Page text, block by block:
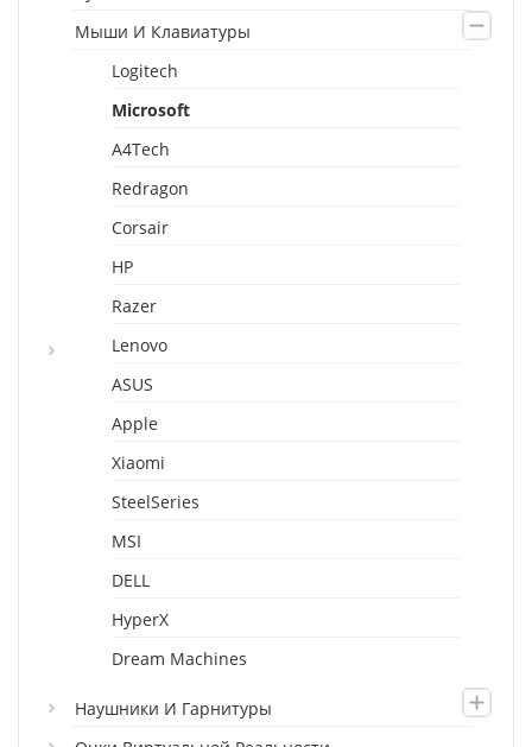
Мыши И Клавиатуры
Logitech
Microsoft
A4Tech
Redragon
Corsair
HP
Razer
Lenovo
ASUS
Apple
Xiaomi
SteelSeries
MSI
DELL
HyperX
Dream Machines
Наушники И Гарнитуры